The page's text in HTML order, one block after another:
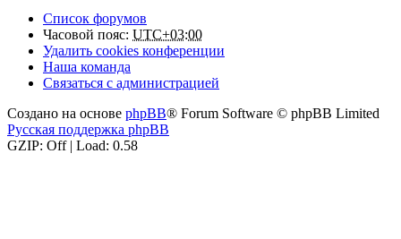
Список форумов
Часовой пояс: UTC+03:00
Удалить cookies конференции
Наша команда
Связаться с администрацией
Создано на основе phpBB® Forum Software © phpBB Limited
Русская поддержка phpBB
GZIP: Off | Load: 0.58